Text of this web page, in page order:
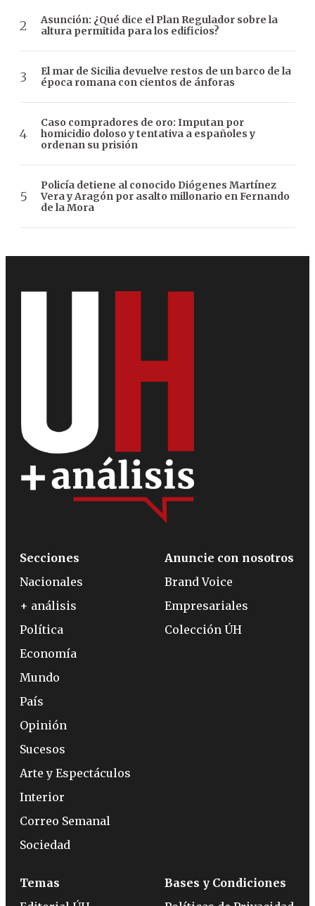
Asunción: ¿Qué dice el Plan Regulador sobre la
altura permitida para los edificios?
El mar de Sicilia devuelve restos de un barco de la
época romana con cientos de ánforas
Caso compradores de oro: Imputan por
homicidio doloso y tentativa a españoles y
ordenan su prisión
Policía detiene al conocido Diógenes Martínez
Vera y Aragón por asalto millonario en Fernando
de la Mora
Secciones
Nacionales
+ análisis
Política
Economía
Mundo
País
Opinión
Sucesos
Arte y Espectáculos
Interior
Correo Semanal
Sociedad
Anuncie con nosotros
Brand Voice
Empresariales
Colección ÚH
Temas
Bases y Condiciones